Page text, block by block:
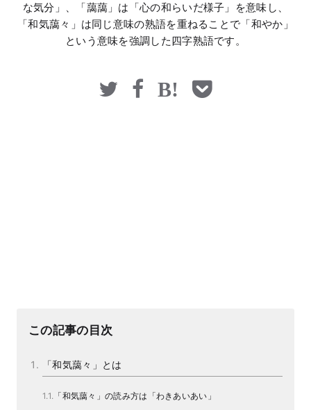
な気分」、「藹藹」は「心の和らいだ様子」を意味し、
「和気藹々」は同じ意味の熟語を重ねることで「和やか」
という意味を強調した四字熟語です。
この記事の目次
「和気藹々」とは
「和気藹々」の読み方は「わきあいあい」